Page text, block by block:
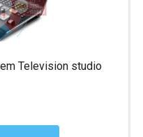
Television studio